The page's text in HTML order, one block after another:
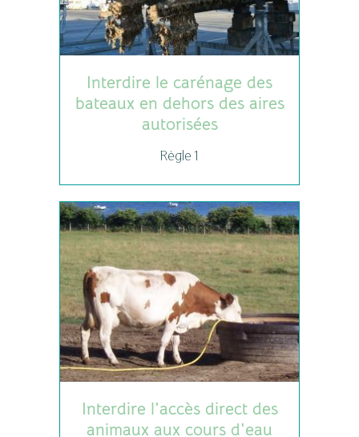
Interdire le carénage des
bateaux en dehors des aires
autorisées
Règle 1
Interdire l'accès direct des
animaux aux cours d'eau